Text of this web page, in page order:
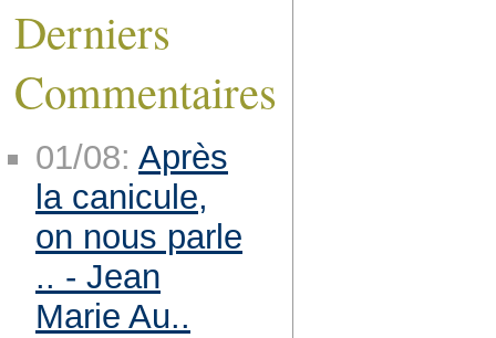
Derniers
Commentaires
01/08: Après
la canicule,
on nous parle
.. - Jean
Marie Au..